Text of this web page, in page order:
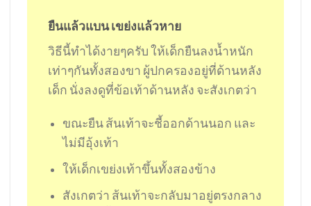
ยืนแล้วแบน เขย่งแล้วหาย
วิธีนี้ทำได้งายๆครับ ให้เด็กยืนลงน้ำหนัก
เท่าๆกันทั้งสองขา ผู้ปกครองอยู่ที่ด้านหลัง
เด็ก นั่งลงดูที่ข้อเท้าด้านหลัง จะสังเกตว่า
ขณะยืน ส้นเท้าจะชี้ออกด้านนอก และ
ไม่มีอุ้งเท้า
ให้เด็กเขย่งเท้าขึ้นทั้งสองข้าง
สังเกตว่า ส้นเท้าจะกลับมาอยู่ตรงกลาง